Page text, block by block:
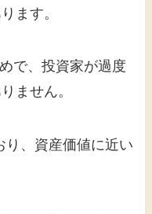
ます。
で、投資家が過度
ません。
り、資産価値に近い